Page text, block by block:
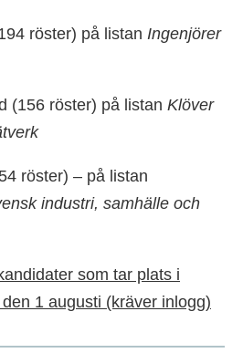
röster) på listan Ingenjörer
(156 röster) på listan Klöver
röster) – på listan
industri, samhälle och
som tar plats i
1 augusti (kräver inlogg)